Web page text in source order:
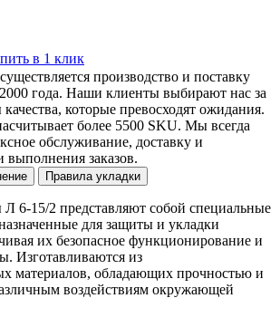
в 1 клик
производство и поставку
года. Наши клиенты выбирают нас за
которые превосходят ожидания.
более 5500 SKU. Мы всегда
обслуживание, доставку и
выполнения заказов.
Правила укладки
Л 6-15/2 представляют собой специальные
для защиты и укладки
их безопасное функционирование и
Изготавливаются из
материалов, обладающих прочностью и
воздействиям окружающей